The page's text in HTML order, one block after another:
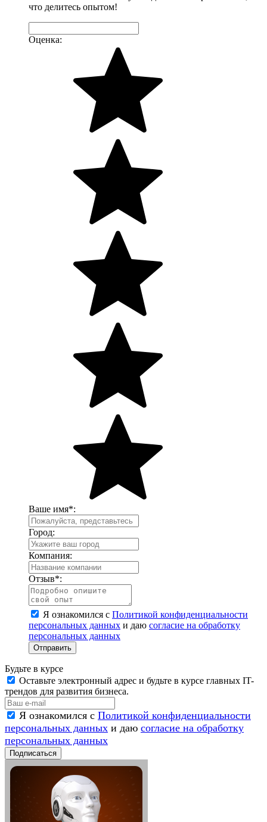
что делитесь опытом!
Оценка:
Ваше имя*:
Город:
Компания:
Отзыв*:
Я ознакомился с Политикой конфиденциальности
персональных данных и даю согласие на обработку
персональных данных
Отправить
Будьте в курсе
Оставьте электронный адрес и будьте в курсе главных IT-
трендов для развития бизнеса.
Я ознакомился с Политикой конфиденциальности
персональных данных и даю согласие на обработку
персональных данных